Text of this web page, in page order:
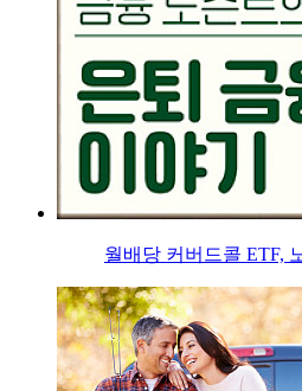
월배당 커버드콜 ETF,